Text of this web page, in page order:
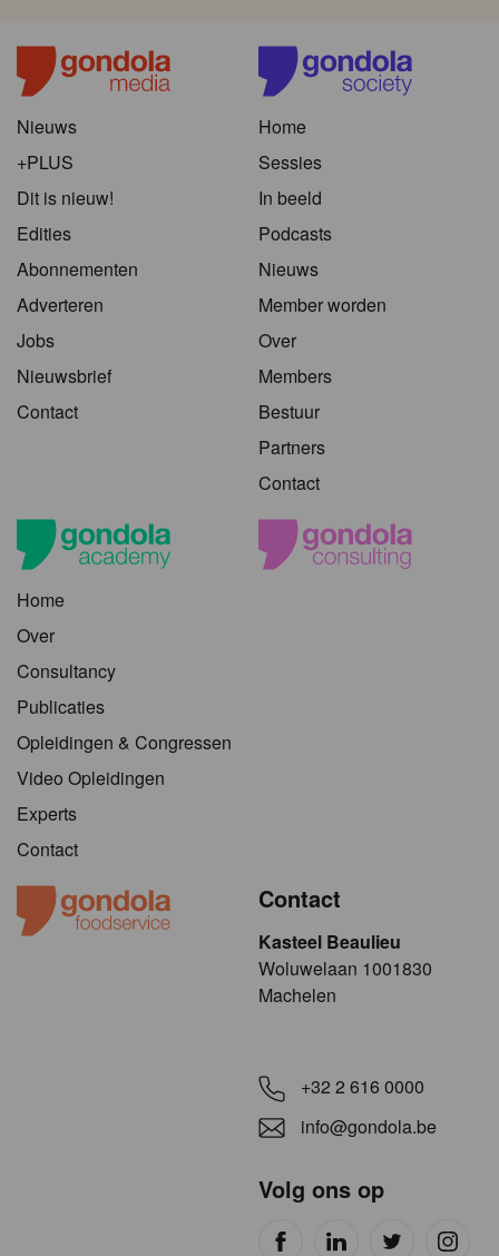
Nieuws
+PLUS
Dit is nieuw!
Edities
Abonnementen
Adverteren
Jobs
Nieuwsbrief
Contact
Home
Sessies
In beeld
Podcasts
Nieuws
Member worden
Over
Members
Bestuur
Partners
Contact
Home
Over
Consultancy
Publicaties
Opleidingen & Congressen
Video Opleidingen
Experts
Contact
Contact
Kasteel Beaulieu
​​​Woluwelaan 1001830
Machelen
+32 2 616 0000
info@gondola.be
Volg ons op